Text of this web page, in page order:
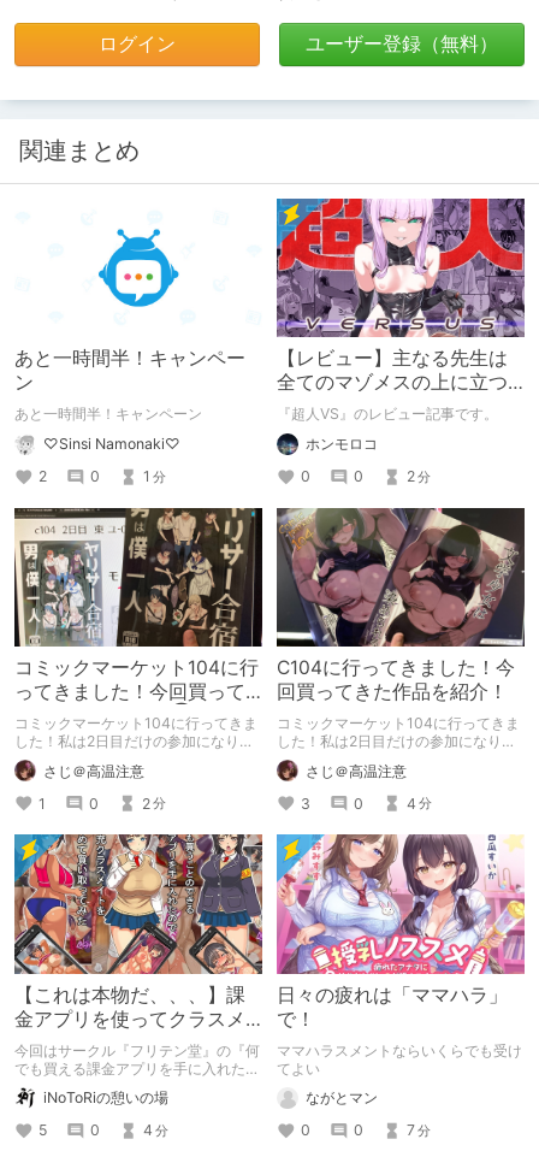
ログイン ユーザー登録（無料）
関連まとめ
あと一時間半！キャンペー
ン
あと一時間半！キャンペーン
♡Sinsi Namonaki♡
2
0 1 分
【レビュー】主なる先生は
全てのマゾメスの上に立つ
『超人VS』
『超人VS』のレビュー記事です。
ホンモロコ
0
0 2分
コミックマーケット104に行
ってきました！今回買って
きた作品を紹介！③
コミックマーケット104に行ってきま
した！私は2日目だけの参加になりま
したが、やっぱり楽しかったです！
今回はその買ってきた新刊の紹介をし
たいと思います。 そして今回はその
第三弾！これで紹介は最後になります
ので、是非見てください！
さじ＠高温注意
1
0 2分
C104に行ってきました！今
回買ってきた作品を紹介！
コミックマーケット104に行ってきま
した！私は2日目だけの参加になりま
したが、やっぱり楽しかったです！
今回はその買ってきた新刊の紹介をし
たいと思います。
さじ＠高温注意
3
0 4 分
【これは本物だ、、、】課
金アプリを使ってクラスメ
イト＋その母親とヤっちゃ
うハナシ【フリテン堂】
今回はサークル『フリテン堂』の『何
でも買える課金アプリを手に入れたの
でリア充クラスメイトをまとめて買い
取ってみた』をご紹介！ サンプル画
像のみ使っているのでネタバレはあり
ません！！
iNoToRiの憩いの場
5
0 4 分
日々の疲れは「ママハラ」
で！
ママハラスメントならいくらでも受け
てよい
ながとマン
0
0 7分